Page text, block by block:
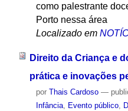
como palestrante
Porto nessa área
Localizado em
Direito da Criança e
prática e inovações
por Thais Cardoso —
Infância, Evento público,